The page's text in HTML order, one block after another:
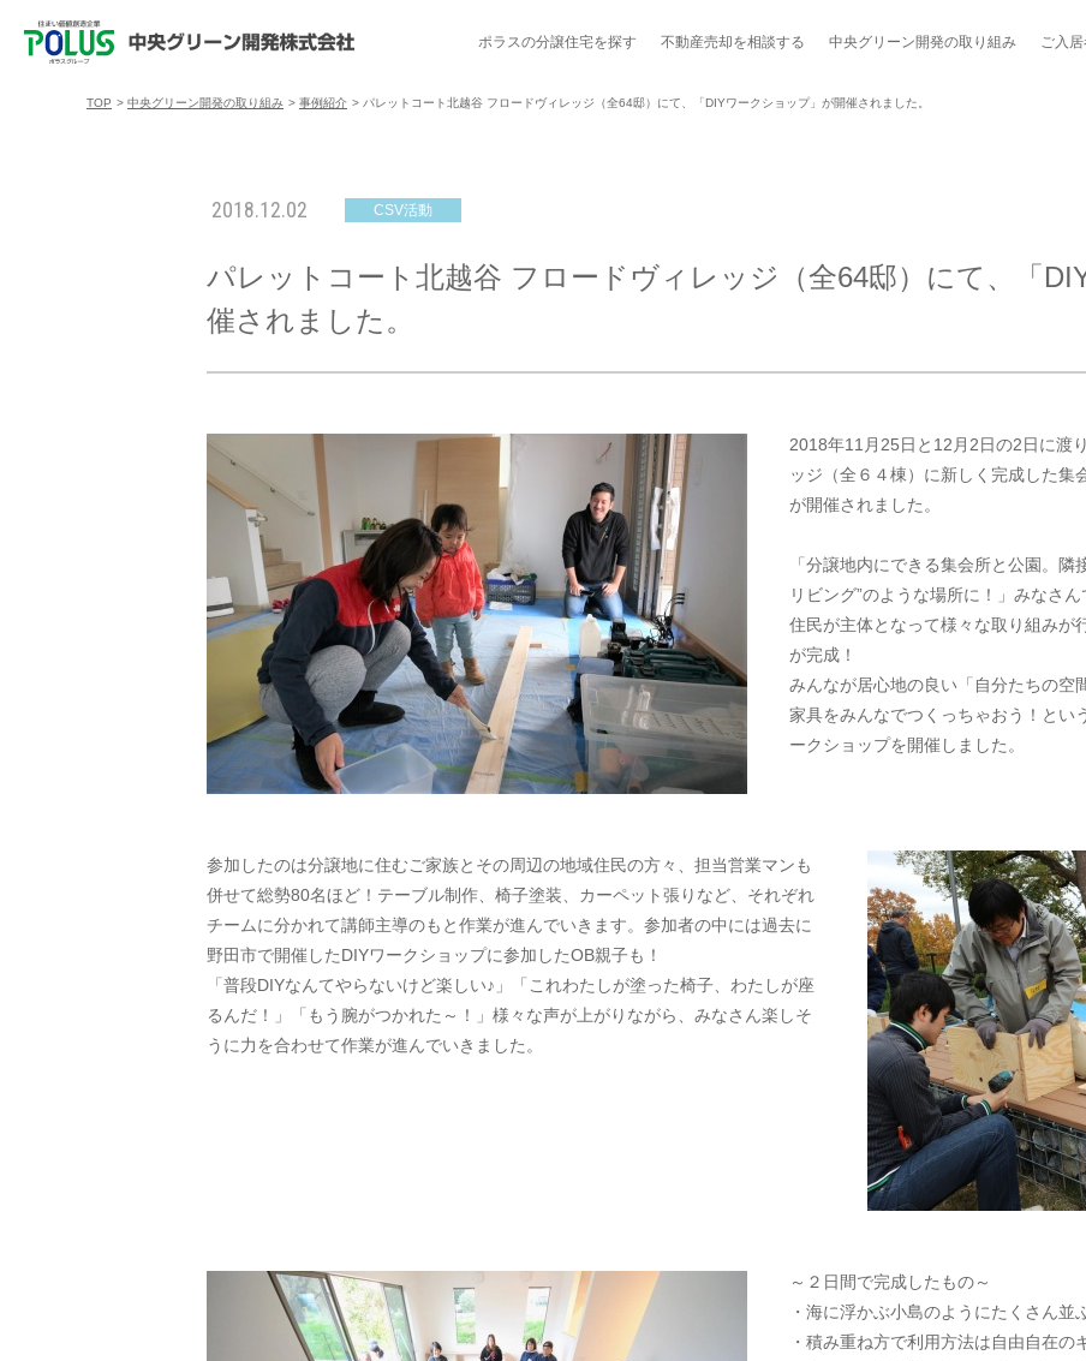
ポラスの分譲住宅を探す
ポラスの分譲住宅を探す
千葉県のポラスの分譲住宅
今週の現地見学会 今週のチラシ
特集から探す 施工実績を見る
ご入居までの流れ ポラスのメルマガ登録
不動産売却を相談する 中央グリーン開発の取り組み
中央グリーン開発の取り組み
事例紹介
暮らしステキセミナー＆カルチャー 越谷アルファーズ応援サイト
ご入
暮らし情報マガジン「スマイリング」
ハートフルご紹介制度
アクセス
受賞実績
キャリア採用
TOP > 中央グリーン開発の取り組み > 事例紹介 > パレットコート北越谷 フロードヴィレッジ（全64邸）にて、「DIYワークショップ」が開催されました。
2018.12.02 CSV活動
パレットコート北越谷 フロードヴィレッジ（全64邸）にて、「
催されました。
2018年11月25日と12月2日の2日に渡
ッジ（全６４棟）に新しく完成した集
が開催されました。
「分譲地内にできる集会所と公園。
リビング”のような場所に！」みなさ
住民が主体となって様々な取り組みが
が完成！
みんなが居心地の良い「自分たちの空
家具をみんなでつくっちゃおう！とい
ークショップを開催しました。
参加したのは分譲地に住むご家族とその周辺の地域住民の方々、担当営業マンも
併せて総勢80名ほど！テーブル制作、椅子塗装、カーペット張りなど、それぞれ
チームに分かれて講師主導のもと作業が進んでいきます。参加者の中には過去に
野田市で開催したDIYワークショップに参加したOB親子も！
「普段DIYなんてやらないけど楽しい♪」「これわたしが塗った椅子、わたしが座
るんだ！」「もう腕がつかれた～！」様々な声が上がりながら、みなさん楽しそ
うに力を合わせて作業が進んでいきました。
～２日間で完成したもの～
・海に浮かぶ小島のようにたくさん並
・積み重ね方で利用方法は自由自在の